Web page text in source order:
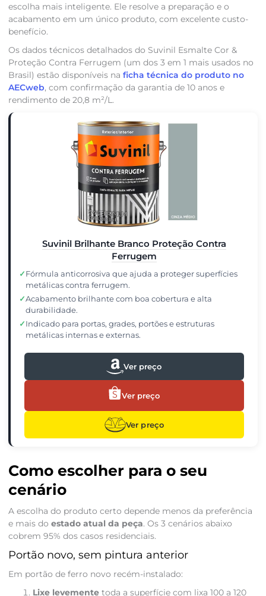
escolha mais inteligente. Ele resolve a preparação e o
acabamento em um único produto, com excelente custo-
benefício.
Os dados técnicos detalhados do Suvinil Esmalte Cor &
Proteção Contra Ferrugem (um dos 3 em 1 mais usados no
Brasil) estão disponíveis na ficha técnica do produto no
AECweb, com confirmação da garantia de 10 anos e
rendimento de 20,8 m²/L.
Suvinil Brilhante Branco Proteção Contra
Ferrugem
✓Fórmula anticorrosiva que ajuda a proteger superfícies
metálicas contra ferrugem.
✓Acabamento brilhante com boa cobertura e alta
durabilidade.
✓Indicado para portas, grades, portões e estruturas
metálicas internas e externas.
Ver preço
Ver preço
Ver preço
Como escolher para o seu
cenário
A escolha do produto certo depende menos da preferência
e mais do estado atual da peça. Os 3 cenários abaixo
cobrem 95% dos casos residenciais.
Portão novo, sem pintura anterior
Em portão de ferro novo recém-instalado:
Lixe levementetoda a superfície com lixa 100 a 120